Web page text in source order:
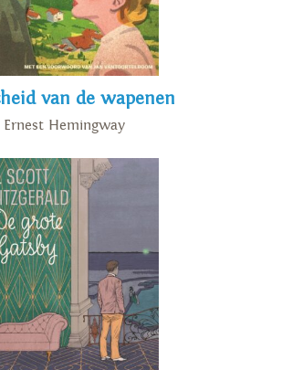
van de wapenen
Ernest Hemingway